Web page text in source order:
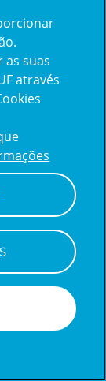
e Cookies
suas
através